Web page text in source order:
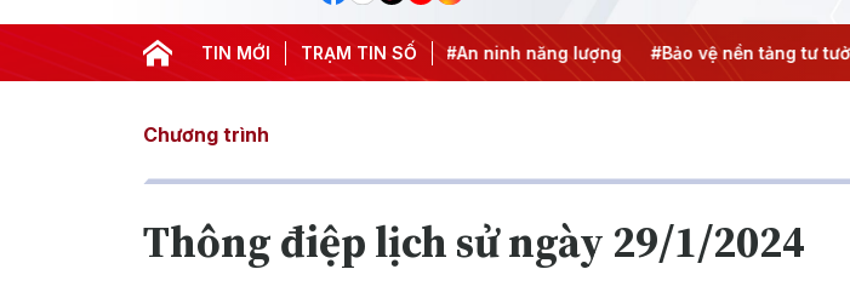
TIN MỚI TRẠM TIN SỐ
#Căng thẳng Trung Đông #An ninh năng lượng #Bảo vệ nền tảng tư tưởng của Đảng
Chương trình
Thông điệp lịch sử ngày 29/1/2024